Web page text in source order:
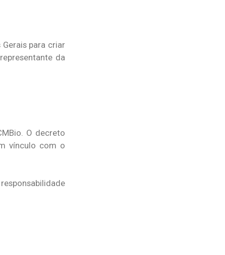
para criar
da
O decreto
vínculo com o